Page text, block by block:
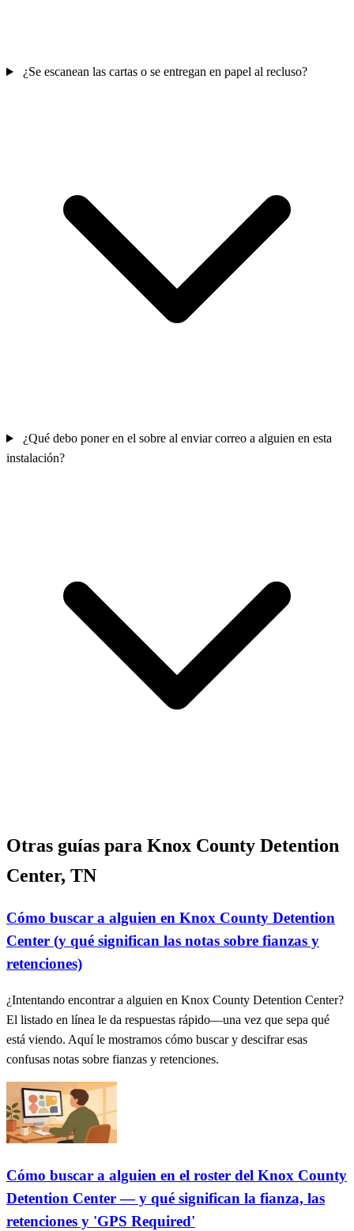
¿Se escanean las cartas o se entregan en papel al recluso?
¿Qué debo poner en el sobre al enviar correo a alguien en esta
instalación?
Otras guías para Knox County Detention
Center, TN
Cómo buscar a alguien en Knox County Detention
Center (y qué significan las notas sobre fianzas y
retenciones)
¿Intentando encontrar a alguien en Knox County Detention Center?
El listado en línea le da respuestas rápido—una vez que sepa qué
está viendo. Aquí le mostramos cómo buscar y descifrar esas
confusas notas sobre fianzas y retenciones.
Cómo buscar a alguien en el roster del Knox County
Detention Center — y qué significan la fianza, las
retenciones y 'GPS Required'